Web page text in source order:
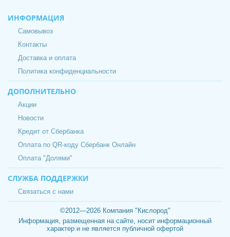
ИНФОРМАЦИЯ
Самовывоз
Контакты
Доставка и оплата
Политика конфиденциальности
ДОПОЛНИТЕЛЬНО
Акции
Новости
Кредит от Сбербанка
Оплата по QR-коду Сбербанк Онлайн
Оплата "Долями"
СЛУЖБА ПОДДЕРЖКИ
Связаться с нами
©2012—2026 Компания "Кислород"
Информация, размещенная на сайте, носит информационный
характер и не является публичной офертой